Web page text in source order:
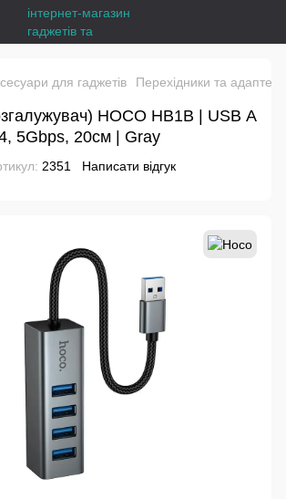
для гаджетів Перехідники та адаптери
HOCO HB1B | USB А
5Gbps, 20см | Gray
2351 Написати відгук